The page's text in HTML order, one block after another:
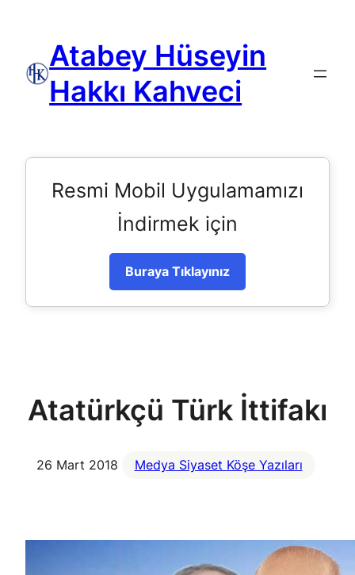
Atabey Hüseyin
Hakkı Kahveci
Resmi Mobil Uygulamamızı
İndirmek için
Buraya Tıklayınız
Atatürkçü Türk İttifakı
26 Mart 2018 Medya Siyaset Köşe Yazıları